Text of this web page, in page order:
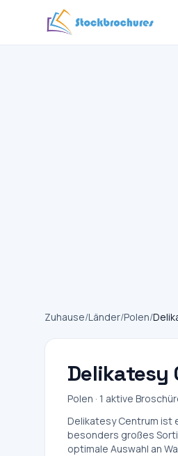
Zuhause/Länder/Polen/
Delikatesy
Polen · 1 aktive
Delikatesy Centrum ist
besonders großes
optimale Auswahl an